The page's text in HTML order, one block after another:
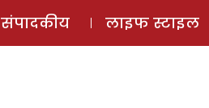
संपादकीय लाइफ स्टाइल